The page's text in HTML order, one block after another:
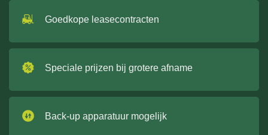
Goedkope leasecontracten
Speciale prijzen bij grotere afname
Back-up apparatuur mogelijk